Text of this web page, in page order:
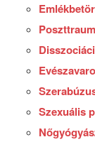
Szexuális